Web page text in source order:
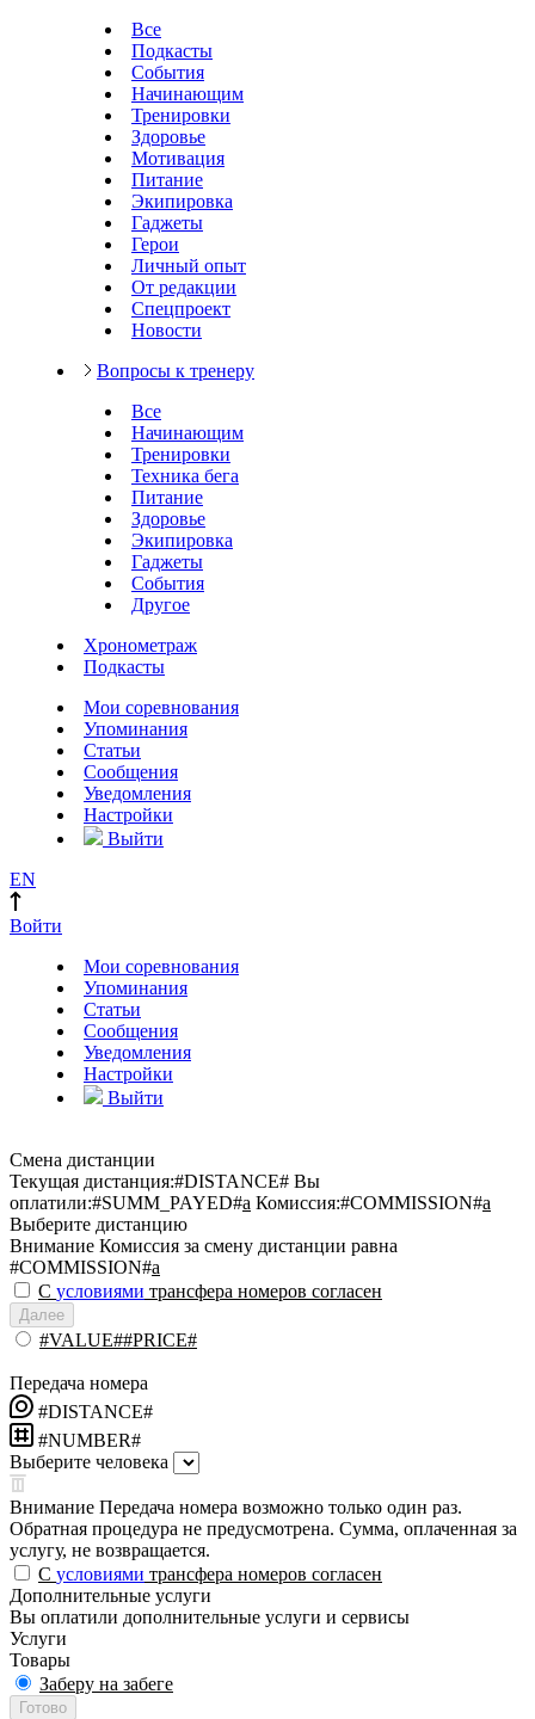
Все
Подкасты
События
Начинающим
Тренировки
Здоровье
Мотивация
Питание
Экипировка
Гаджеты
Герои
Личный опыт
От редакции
Спецпроект
Новости
Вопросы к тренеру
Все
Начинающим
Тренировки
Техника бега
Питание
Здоровье
Экипировка
Гаджеты
События
Другое
Хронометраж
Подкасты
Мои соревнования
Упоминания
Статьи
Сообщения
Уведомления
Настройки
Выйти
EN
Войти
Мои соревнования
Упоминания
Статьи
Сообщения
Уведомления
Настройки
Выйти
Смена дистанции
Текущая дистанция:#DISTANCE# Вы
оплатили:#SUMM_PAYED#a Комиссия:#COMMISSION#a
Выберите дистанцию
Внимание Комиссия за смену дистанции равна
#COMMISSION#a
С условиями трансфера номеров согласен
Далее
#VALUE##PRICE#
Передача номера
#DISTANCE#
#NUMBER#
Выберите человека
Внимание Передача номера возможно только один раз.
Обратная процедура не предусмотрена. Сумма, оплаченная за
услугу, не возвращается.
С условиями трансфера номеров согласен
Дополнительные услуги
Вы оплатили дополнительные услуги и сервисы
Услуги
Товары
Заберу на забеге
Готово